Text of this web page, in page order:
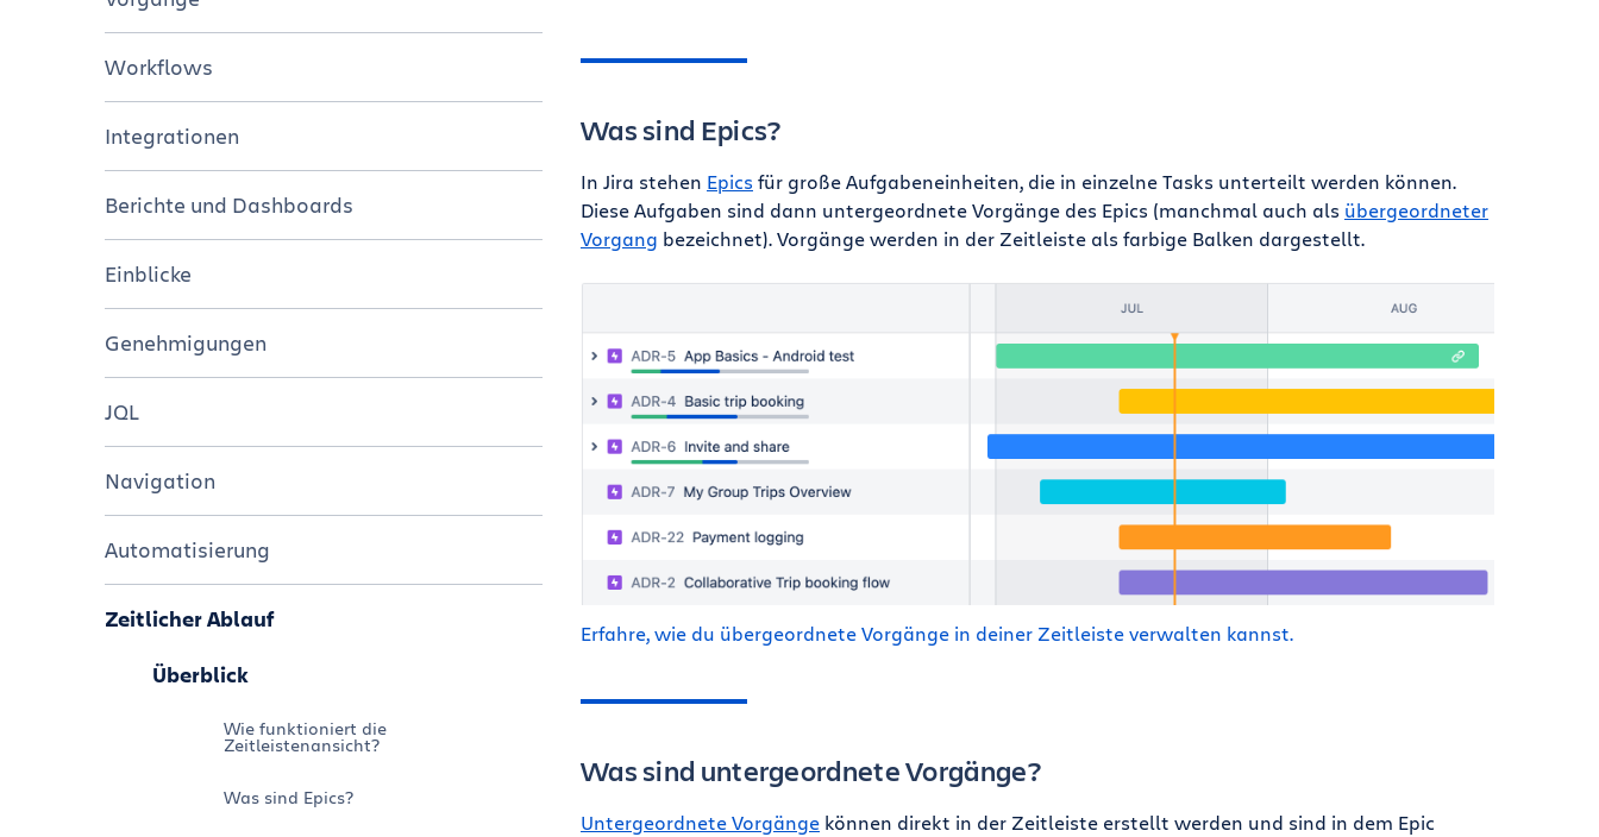
Resourcen
Tutorials
Ressourcen
Überblick
Tutorials
Ressourcen
Workflows
Überblick
Tutorials
Ressourcen
Integrationen
Überblick
Tutorials
Ressourcen
Berichte und Dashboards
Überblick
Tutorials
Ressourcen
Einblicke
Überblick
Tutorials
Ressourcen
Genehmigungen
Tutorials
Resourcen
JQL
Überblick
Tutorials
Merkzettel
Resourcen
Navigation
Overview
Tutorials
Automatisierung
Überblick
Tutorials
Resourcen
Zeitlicher Ablauf
Überblick
Wie funktioniert die
Zeitleistenansicht?
Was sind Epics?
Was sind Epics?
In Jira stehen Epics für große Aufgabeneinheiten, die in einzelne Tasks unterteilt werden können.
Diese Aufgaben sind dann untergeordnete Vorgänge des Epics (manchmal auch als übergeordneter
Vorgang bezeichnet). Vorgänge werden in der Zeitleiste als farbige Balken dargestellt.
Erfahre, wie du übergeordnete Vorgänge in deiner Zeitleiste verwalten kannst.
Was sind untergeordnete Vorgänge?
Untergeordnete Vorgängekönnen direkt in der Zeitleiste erstellt werden und sind in dem Epic